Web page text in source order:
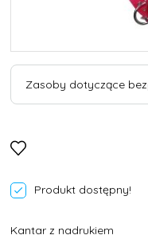
Zasoby dotyczące
Produkt dostępny!
Kantar z nadrukiem